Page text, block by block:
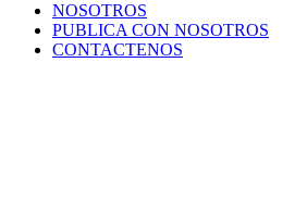
NOSOTROS
PUBLICA CON NOSOTROS
CONTACTENOS